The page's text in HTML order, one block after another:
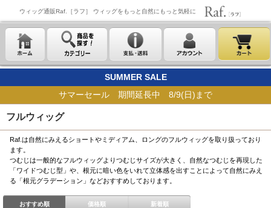
ウィッグ通販Raf.［ラフ］ ウィッグをもっと自然にもっと気軽に
SUMMER SALE
サマーセール 期間延長中 8/9(日)まで
フルウィッグ
Raf.は自然にみえるショートやミディアム、ロングのフルウィッグを取り扱っており
ます。
つむじは一般的なフルウィッグよりつむじサイズが大きく、自然なつむじを再現した
「ワイドつむじ型」や、根元に暗い色をいれて立体感を出すことによって自然にみえ
る「根元グラデーション」などおすすめしております。
おすすめ順 価格順 新着順